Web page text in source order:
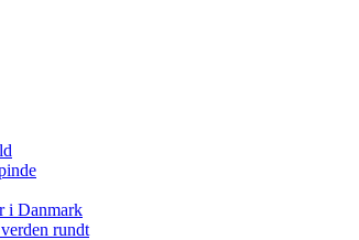
i Danmark
rundt